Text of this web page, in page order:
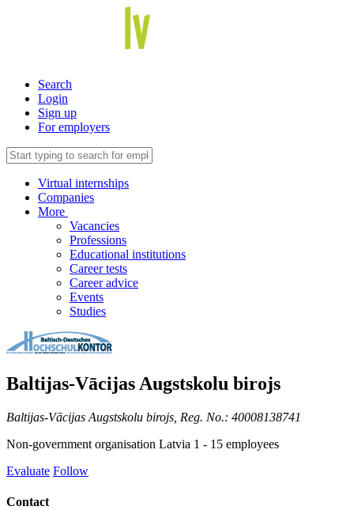
Search
Login
Sign up
For employers
Virtual internships
Companies
More
Vacancies
Professions
Educational institutions
Career tests
Career advice
Events
Studies
Baltijas-Vācijas Augstskolu birojs
Baltijas-Vācijas Augstskolu birojs, Reg. No.: 40008138741
Non-government organisation Latvia 1 - 15 employees
Evaluate Follow
Contact